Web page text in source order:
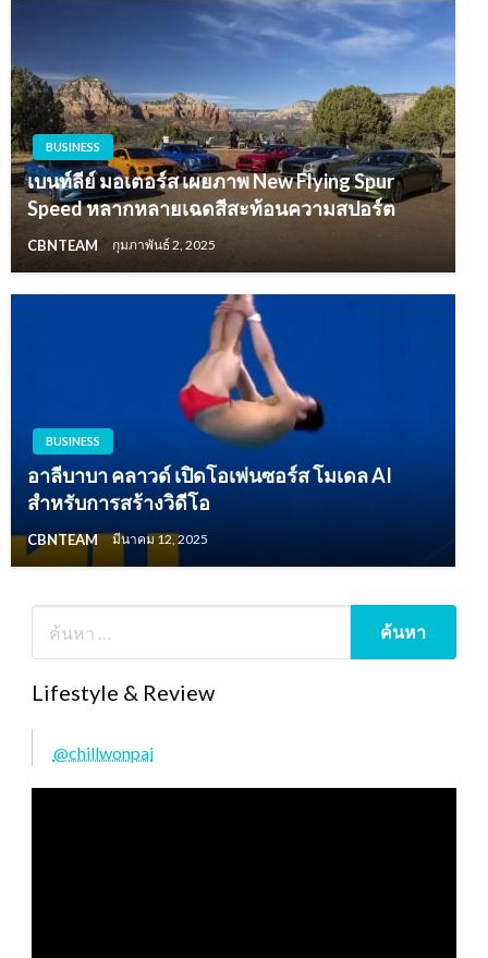
BUSINESS
เบนท์ลีย์ มอเตอร์ส เผยภาพ New Flying Spur
Speed หลากหลายเฉดสีสะท้อนความสปอร์ต
CBNTEAM กุมภาพันธ์ 2, 2025
BUSINESS
อาลีบาบา คลาวด์ เปิดโอเพ่นซอร์ส โมเดล AI
สำหรับการสร้างวิดีโอ
CBNTEAM มีนาคม 12, 2025
Lifestyle & Review
@chillwonpai